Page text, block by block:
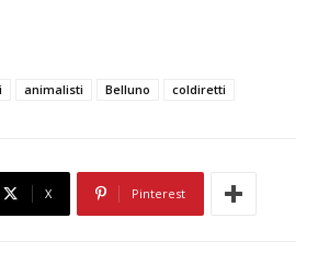
animalisti Belluno coldiretti
X Pinterest